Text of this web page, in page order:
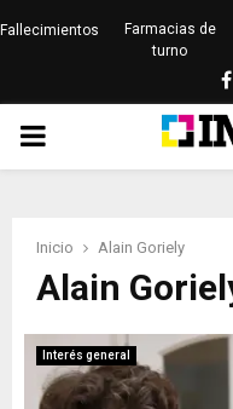
Fallecimientos
Farmacias de
turno
PRIMARY
Inicio Alain Goriely
Alain
Interés general